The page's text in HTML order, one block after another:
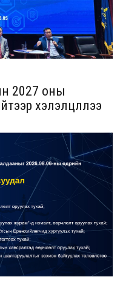
2027 оны
хэлэлцүүллээ